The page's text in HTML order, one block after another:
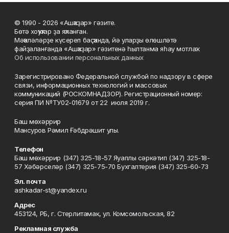
© 1990 - 2026 «Ашҡаҙар» гәзите.
Бөтә хоҡуҡтар ҙа яҡланған.
Мәҡәләләрҙе күсереп баҫҡанда, йә уларҙы өлөшләтә
файҙаланғанда «Ашҡаҙар» гәзитенә һылтанма яһау мотлаҡ.
Об использовании персональных данных
Зарегистрировано Федеральной службой по надзору в сфере
связи, информационных технологий и массовых
коммуникаций (РОСКОМНАДЗОР). Регистрационный номер:
серия ПИ №ТУ02-01679 от 22 июля 2019 г.
Баш мөхәррир
Мансуров Рәмил Ғәбдрәшит улы.
Телефон
Баш мөхәррир (347) 325-18-57 Яуаплы сәркәтип (347) 325-18-
57 Хәбәрселәр (347) 325-75-70 Бухгалтерия (347) 325-60-73
Эл. почта
ashkadar-st@yandex.ru
Адрес
453124, РБ, г. Стерлитамак, ул. Комсомольская, 82
Рекламная служба